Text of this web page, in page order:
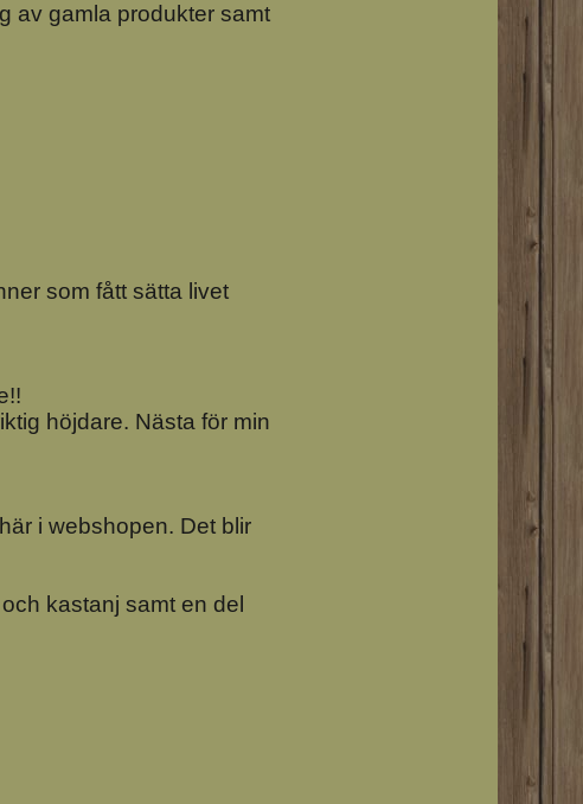
av gamla produkter samt
som fått sätta livet
höjdare. Nästa för min
i webshopen. Det blir
kastanj samt en del